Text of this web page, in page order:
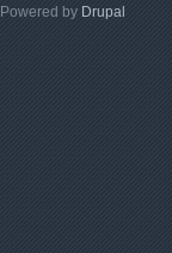
Powered by Drupal